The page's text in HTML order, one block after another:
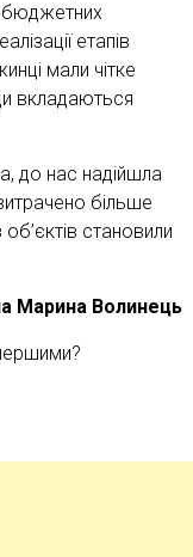
бюджетних
етапів
мали чітке
вкладаються
до нас надійшла
більше
становили
Марина Волинець